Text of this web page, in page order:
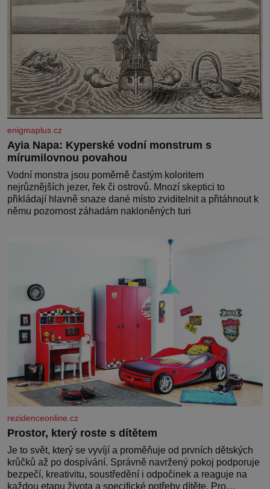
enigmaplus.cz
Ayia Napa: Kyperské vodní monstrum s
mírumilovnou povahou
Vodní monstra jsou poměrně častým koloritem
nejrůznějších jezer, řek či ostrovů. Mnozí skeptici to
přikládají hlavně snaze dané místo zviditelnit a přitáhnout k
němu pozornost záhadám nakloněných turi
rezidenceonline.cz
Prostor, který roste s dítětem
Je to svět, který se vyvíjí a proměňuje od prvních dětských
krůčků až po dospívání. Správně navržený pokoj podporuje
bezpečí, kreativitu, soustředění i odpočinek a reaguje na
každou etapu života a specifické potřeby dítěte. Pro